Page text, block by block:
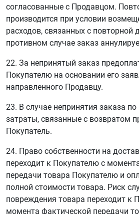
согласованные с Продавцом.
производится при условии
расходов, связанных с повторной
противном случае заказ
22. За непринятый заказ
Покупателю на основании его
направленного Продавцу.
23. В случае непринятия заказа
затраты, связанные с возвратом
Покупатель.
24. Право собственности на
переходит к Покупателю с
передачи товара Покупателю и
полной стоимости товара. Риск
повреждения товара переходит к
момента фактической передачи